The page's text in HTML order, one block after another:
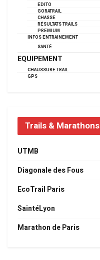
EDITO
GORATRAIL
CHASSE
RÉSULTATS TRAILS
PREMIUM
INFOS ENTRAINEMENT
SANTÉ
EQUIPEMENT
CHAUSSURE TRAIL
GPS
Trails & Marathons
UTMB
Diagonale des Fous
EcoTrail Paris
SaintéLyon
Marathon de Paris